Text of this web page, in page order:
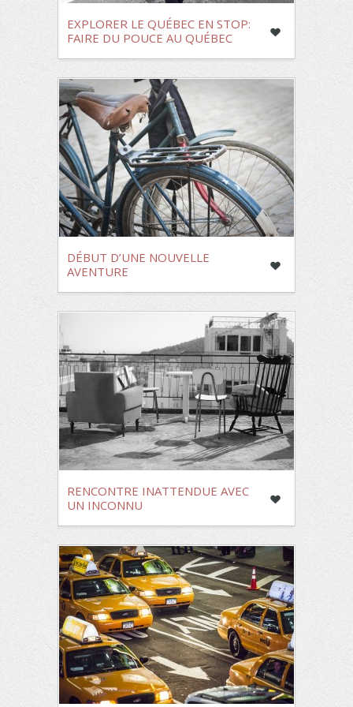
EXPLORER LE QUÉBEC EN STOP:
FAIRE DU POUCE AU QUÉBEC
DÉBUT D’UNE NOUVELLE
AVENTURE
RENCONTRE INATTENDUE AVEC
UN INCONNU